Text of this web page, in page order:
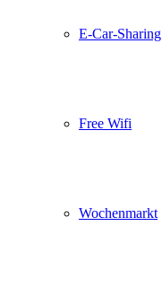
E-Car-Sharing
Free Wifi
Wochenmarkt